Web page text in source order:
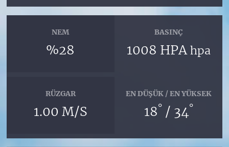
NEM
%28
BASINÇ
1008 HPAhpa
RÜZGAR
1.00 M/S
EN DÜŞÜK / EN YÜKSEK
18° / 34°